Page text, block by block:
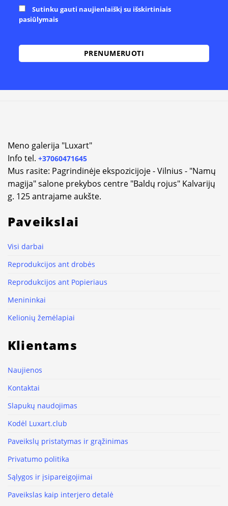
Sutinku gauti naujienlaiškį su išskirtiniais
pasiūlymais
Meno galerija "Luxart"
Info tel. +37060471645
Mus rasite: Pagrindinėje ekspozicijoje - Vilnius - "Namų
magija" salone prekybos centre "Baldų rojus" Kalvarijų
g. 125 antrajame aukšte.
Paveikslai
Visi darbai
Reprodukcijos ant drobės
Reprodukcijos ant Popieriaus
Menininkai
Kelionių žemėlapiai
Klientams
Naujienos
Kontaktai
Slapukų naudojimas
Kodėl Luxart.club
Paveikslų pristatymas ir grąžinimas
Privatumo politika
Sąlygos ir įsipareigojimai
Paveikslas kaip interjero detalė